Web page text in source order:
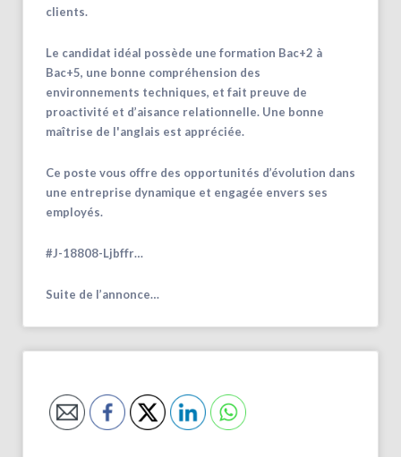
clients.
Le candidat idéal possède une formation Bac+2 à
Bac+5, une bonne compréhension des
environnements techniques, et fait preuve de
proactivité et d’aisance relationnelle. Une bonne
maîtrise de l'anglais est appréciée.
Ce poste vous offre des opportunités d’évolution dans
une entreprise dynamique et engagée envers ses
employés.
#J-18808-Ljbffr…
Suite de l’annonce…